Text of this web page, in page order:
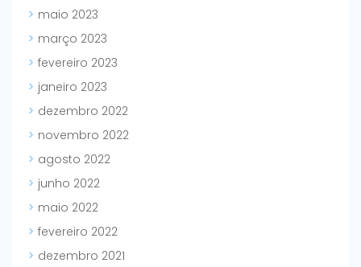
maio 2023
março 2023
fevereiro 2023
janeiro 2023
dezembro 2022
novembro 2022
agosto 2022
junho 2022
maio 2022
fevereiro 2022
dezembro 2021